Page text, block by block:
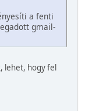
a fenti
gmail-
lehet, hogy fel